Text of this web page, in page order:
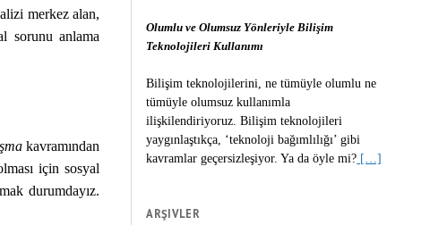
merkez alan,
sorunu anlama
kavramından
için sosyal
durumdayız.
Olumlu ve Olumsuz Yönleriyle Bilişim
Teknolojileri Kullanımı
Bilişim teknolojilerini, ne tümüyle olumlu ne
tümüyle olumsuz kullanımla
ilişkilendiriyoruz. Bilişim teknolojileri
yaygınlaştıkça, ‘teknoloji bağımlılığı’ gibi
kavramlar geçersizleşiyor. Ya da öyle mi? […]
ARŞIVLER